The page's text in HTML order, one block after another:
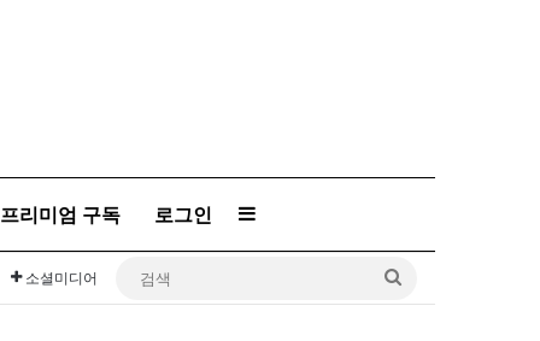
프리미엄 구독 로그인 Sidebar
소셜미디어